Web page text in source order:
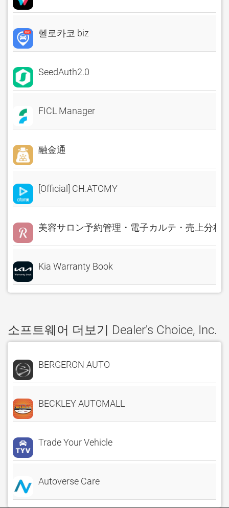
헬로카코 biz
SeedAuth2.0
FICL Manager
融金通
[Official] CH.ATOMY
美容サロン予約管理・電子カルテ・売上分析
Kia Warranty Book
소프트웨어 더보기 Dealer's Choice, Inc.
BERGERON AUTO
BECKLEY AUTOMALL
Trade Your Vehicle
Autoverse Care